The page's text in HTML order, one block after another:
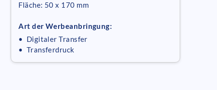
Fläche: 50 x 170 mm
Art der Werbeanbringung:
• Digitaler Transfer
• Transferdruck